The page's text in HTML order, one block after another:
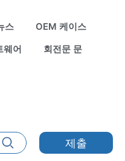
스
OEM 케이스
웨어 회전문 문